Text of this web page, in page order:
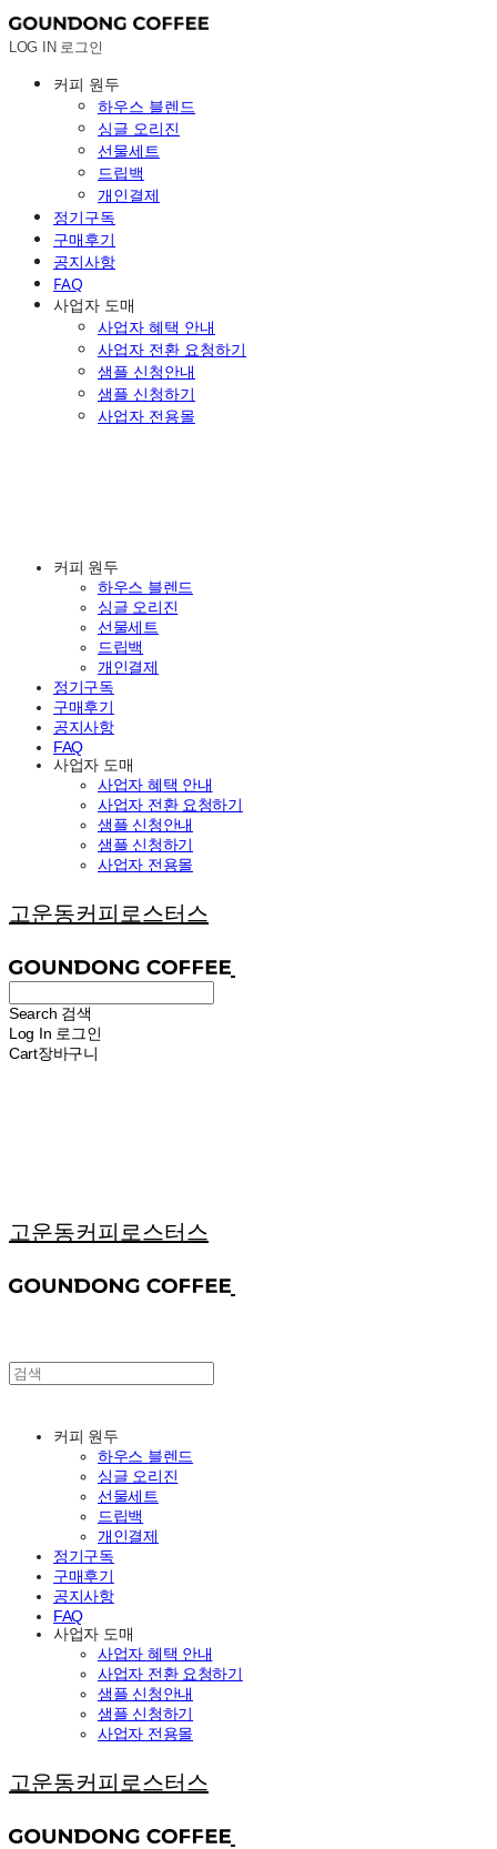
LOG IN 로그인
커피 원두
하우스 블렌드
싱글 오리진
선물세트
드립백
개인결제
정기구독
구매후기
공지사항
FAQ
사업자 도매
사업자 혜택 안내
사업자 전환 요청하기
샘플 신청안내
샘플 신청하기
사업자 전용몰
커피 원두
하우스 블렌드
싱글 오리진
선물세트
드립백
개인결제
정기구독
구매후기
공지사항
FAQ
사업자 도매
사업자 혜택 안내
사업자 전환 요청하기
샘플 신청안내
샘플 신청하기
사업자 전용몰
고운동커피로스터스
Search 검색
Log In 로그인
Cart장바구니
고운동커피로스터스
커피 원두
하우스 블렌드
싱글 오리진
선물세트
드립백
개인결제
정기구독
구매후기
공지사항
FAQ
사업자 도매
사업자 혜택 안내
사업자 전환 요청하기
샘플 신청안내
샘플 신청하기
사업자 전용몰
고운동커피로스터스